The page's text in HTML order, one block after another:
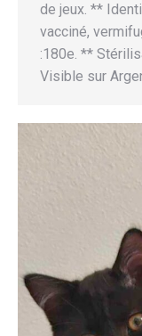
de jeux. **
vacciné,
:180e. **
Visible sur